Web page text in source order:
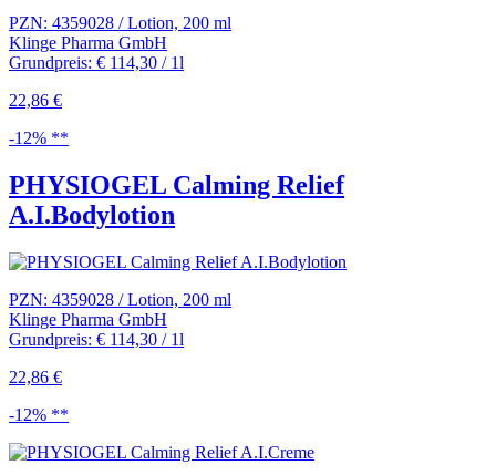
PZN: 4359028 / Lotion, 200 ml
Klinge Pharma GmbH
Grundpreis: € 114,30 / 1l
22,86 €
-12% **
PHYSIOGEL Calming Relief
A.I.Bodylotion
PZN: 4359028 / Lotion, 200 ml
Klinge Pharma GmbH
Grundpreis: € 114,30 / 1l
22,86 €
-12% **